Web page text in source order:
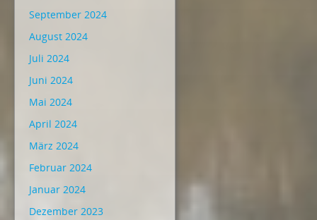
September 2024
August 2024
Juli 2024
Juni 2024
Mai 2024
April 2024
März 2024
Februar 2024
Januar 2024
Dezember 2023